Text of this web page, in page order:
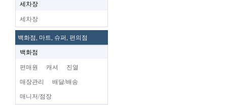
세차장
세차장
백화점, 마트, 슈퍼, 편의점
백화점
편매원 캐셔 진열
매장관리 배달/배송
매니저/점장